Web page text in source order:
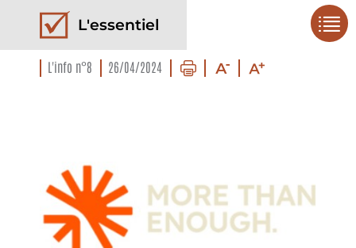
L'essentiel
L'info n°8 26/04/2024